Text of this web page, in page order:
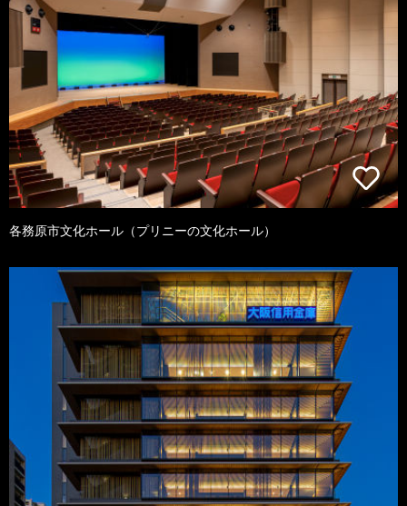
各務原市文化ホール（プリニーの文化ホール）